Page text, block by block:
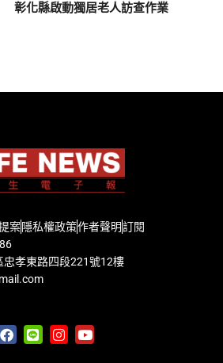
彰化縣啟動獨居老人訪查作業
案隱私權政策作者聲明訂閱
孝東路四段221號12樓